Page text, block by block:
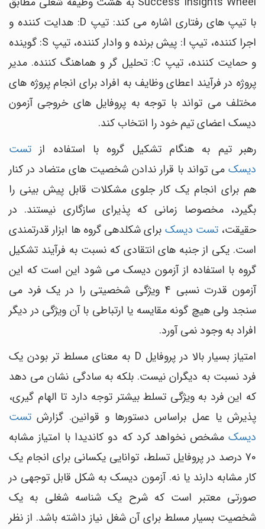
با تیپ های رفتاری اشاره می کند: تیپ D: هدایت کننده و
اجرا کننده، تیپ I: پیش برنده و وادار کننده، تیپ S: گوینده
و حمایت کننده، تیپ C: تحلیل گر و هماهنگ کننده. مدیر
پروژه در فرآیند اعطای وظایف به افراد برای انجام پروژه های
مختلف می تواند با توجه به پروفایل های خروجی آزمون
دیسک اعضای تیم خود را انتخاب کند.
رهبر تیم به هنگام تشکیل گروه با استفاده از تست
دیسک می تواند با قرار ندادن شخصیت های متضاد در کنار
هم برای انجام یک کار جلوی مشکلات قابل پیش بینی را
بگیرد، مخصوصا زمانی که پذیرای سازگاری نیستند. در
حقیقت،تست دیسک برای شکلدهی گروه ها ابزار قدرتمندی
است. یکی از جنبه های انتقادی که نسبت به فرآیند تشکیل
گروه با استفاده از آزمون دیسک می شود این است که این
آزمون قدرت نسبی 4 ویژگی شخصیتی را در یک فرد می
سنجد ولی هیچ گونه مقایسه یا ارتباطی با آن ویژگی در دیگر
افراد به وجود نمی آورد.
امتیاز بسیار بالا در پروفایل D به معنای مسلط تر بودن یک
فرد نسبت به دیگران نیست. بلکه به سادگی نشان می دهد
که این فرد به ویژگی تسلط بیشتر توجه دارد تا الهام گیری،
پذیرش یا عمل براساس دستورها و قوانین. گزارش تست
دیسکمشخص نخواهد کرد که دو کاندیدا با امتیاز مشابه
70 درصد در پروفایل تسلط، توانایی یکسانی برای انجام یک
کار مشابه دارند یا نه. آزمون دیسک به شکل قابل توجهی در
صورتی معتبر است که شرح یک شناسه شغلی به یک
شخصیت بسیار مسلط برای آن شغل نیاز داشته باشد. از نظر